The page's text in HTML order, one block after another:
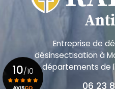
Entreprise de
désinsectisationà
départements de
06 23
10/10